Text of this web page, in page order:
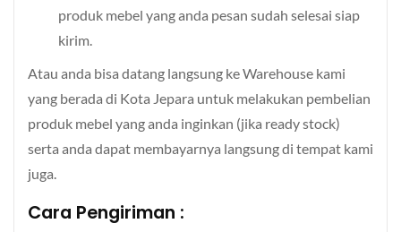
produk mebel yang anda pesan sudah selesai siap
kirim.
Atau anda bisa datang langsung ke Warehouse kami
yang berada di Kota Jepara untuk melakukan pembelian
produk mebel yang anda inginkan (jika ready stock)
serta anda dapat membayarnya langsung di tempat kami
juga.
Cara Pengiriman :